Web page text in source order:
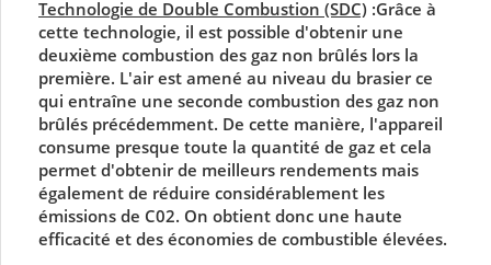
Technologie de Double Combustion (SDC) :Grâce à
cette technologie, il est possible d'obtenir une
deuxième combustion des gaz non brûlés lors la
première. L'air est amené au niveau du brasier ce
qui entraîne une seconde combustion des gaz non
brûlés précédemment. De cette manière, l'appareil
consume presque toute la quantité de gaz et cela
permet d'obtenir de meilleurs rendements mais
également de réduire considérablement les
émissions de C02. On obtient donc une haute
efficacité et des économies de combustible élevées.